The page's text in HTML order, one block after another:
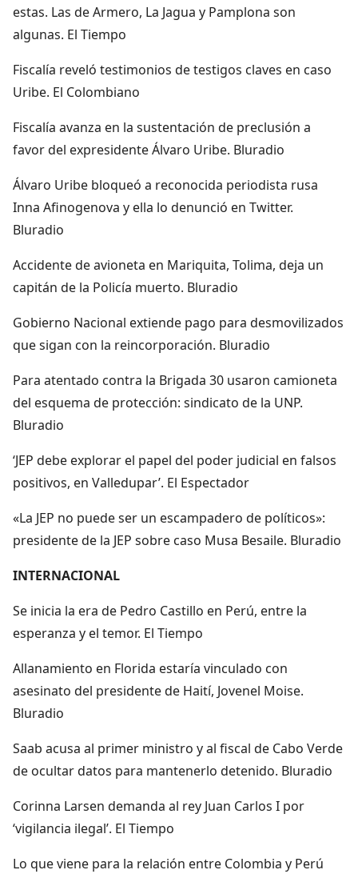
estas. Las de Armero, La Jagua y Pamplona son
algunas. El Tiempo
Fiscalía reveló testimonios de testigos claves en caso
Uribe. El Colombiano
Fiscalía avanza en la sustentación de preclusión a
favor del expresidente Álvaro Uribe. Bluradio
Álvaro Uribe bloqueó a reconocida periodista rusa
Inna Afinogenova y ella lo denunció en Twitter.
Bluradio
Accidente de avioneta en Mariquita, Tolima, deja un
capitán de la Policía muerto. Bluradio
Gobierno Nacional extiende pago para desmovilizados
que sigan con la reincorporación. Bluradio
Para atentado contra la Brigada 30 usaron camioneta
del esquema de protección: sindicato de la UNP.
Bluradio
‘JEP debe explorar el papel del poder judicial en falsos
positivos, en Valledupar’. El Espectador
«La JEP no puede ser un escampadero de políticos»:
presidente de la JEP sobre caso Musa Besaile. Bluradio
INTERNACIONAL
Se inicia la era de Pedro Castillo en Perú, entre la
esperanza y el temor. El Tiempo
Allanamiento en Florida estaría vinculado con
asesinato del presidente de Haití, Jovenel Moise.
Bluradio
Saab acusa al primer ministro y al fiscal de Cabo Verde
de ocultar datos para mantenerlo detenido. Bluradio
Corinna Larsen demanda al rey Juan Carlos I por
‘vigilancia ilegal’. El Tiempo
Lo que viene para la relación entre Colombia y Perú